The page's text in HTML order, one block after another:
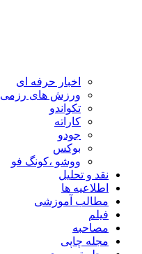
اخبار حرفه ای
ورزش های رزمی
تکواندو
کاراته
جودو
بوکس
ووشو ،کونگ فو
نقد و تحلیل
اطلاعیه ها
مطالب آموزشی
فیلم
مصاحبه
مجله چاپی